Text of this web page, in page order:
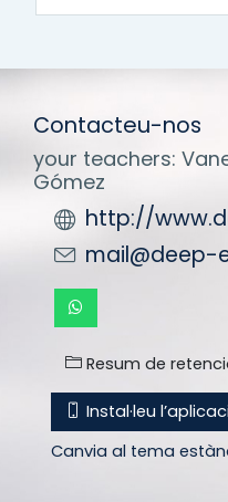
Contacteu-nos
your teachers:
Gómez
http://
mail@deep-
Resum de
Instal·leu
Canvia al tema